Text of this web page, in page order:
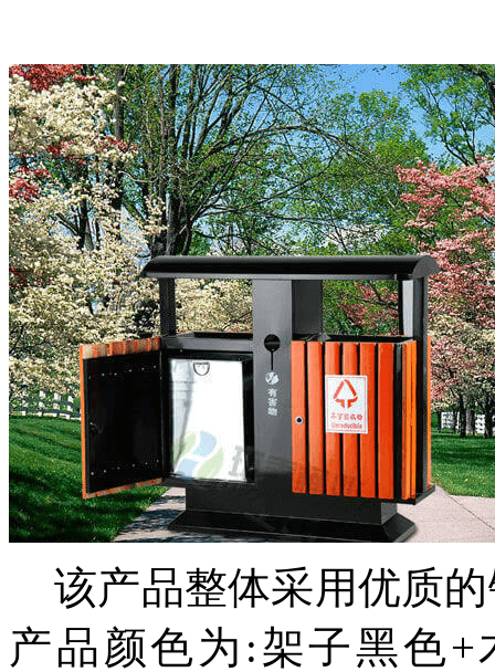
该产品整体采用优质的
产品颜色为:架子黑色+